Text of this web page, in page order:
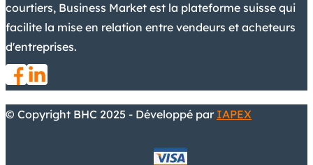
courtiers, Business Market est la plateforme suisse qui
facilite la mise en relation entre vendeurs et acheteurs
d'entreprises.
© Copyright BHC 2025 - Développé par IAPEX